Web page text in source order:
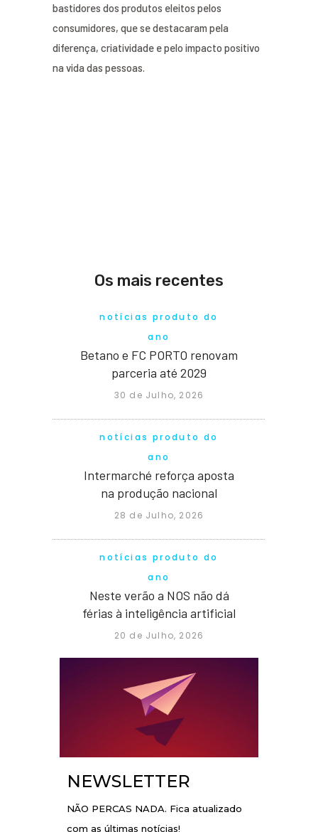
bastidores dos produtos eleitos pelos
consumidores, que se destacaram pela
diferença, criatividade e pelo impacto positivo
na vida das pessoas.
Os mais recentes
notícias produto do
ano
Betano e FC PORTO renovam
parceria até 2029
30 de Julho, 2026
notícias produto do
ano
Intermarché reforça aposta
na produção nacional
28 de Julho, 2026
notícias produto do
ano
Neste verão a NOS não dá
férias à inteligência artificial
20 de Julho, 2026
NEWSLETTER
NÃO PERCAS NADA. Fica atualizado
com as últimas notícias!